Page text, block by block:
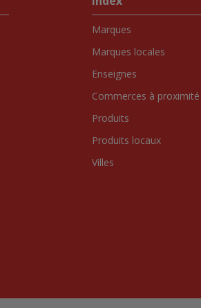
Marques
Marques locales
Enseignes
Commerces à proximité
Produits
Produits locaux
Villes